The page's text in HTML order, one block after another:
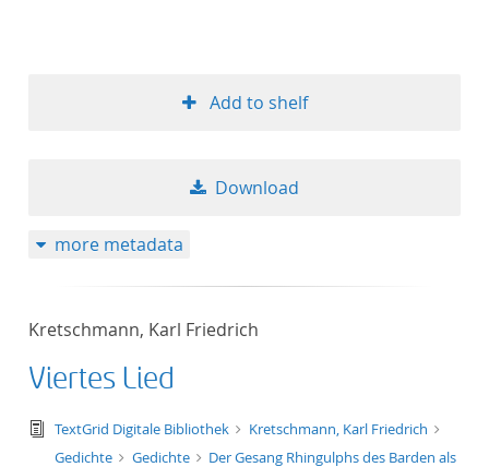
Add to shelf
Download
more metadata
Kretschmann, Karl Friedrich
Viertes Lied
text/tg.edition+tg.aggregation+xml
TextGrid Digitale Bibliothek
Kretschmann, Karl Friedrich
Gedichte
Gedichte
Der Gesang Rhingulphs des Barden als